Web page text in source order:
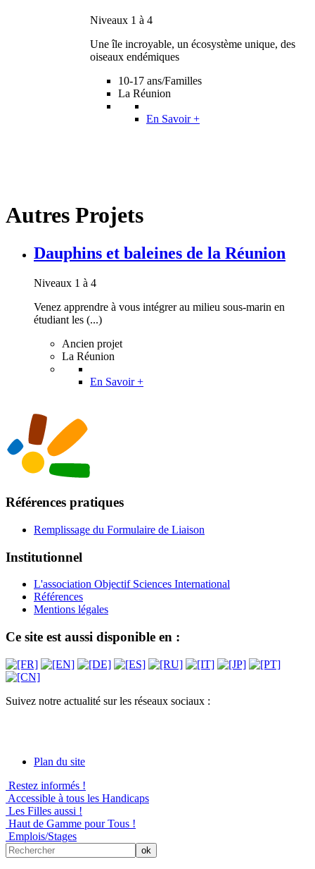
Niveaux 1 à 4
Une île incroyable, un écosystème unique, des
oiseaux endémiques
10-17 ans/Familles
La Réunion
En Savoir +
Autres Projets
Dauphins et baleines de la Réunion
Niveaux 1 à 4
Venez apprendre à vous intégrer au milieu sous-marin en
étudiant les (...)
Ancien projet
La Réunion
En Savoir +
Références pratiques
Remplissage du Formulaire de Liaison
Institutionnel
L'association Objectif Sciences International
Références
Mentions légales
Ce site est aussi disponible en :
Suivez notre actualité sur les réseaux sociaux :
Plan du site
Restez informés !
Accessible à tous les Handicaps
Les Filles aussi !
Haut de Gamme pour Tous !
Emplois/Stages